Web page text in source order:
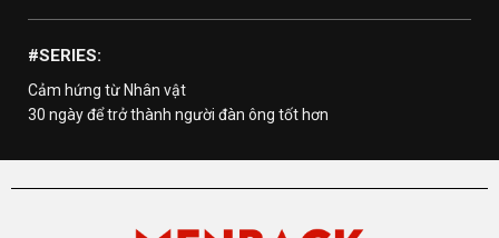
#SERIES:
Cảm hứng từ Nhân vật
30 ngày để trở thành người đàn ông tốt hơn